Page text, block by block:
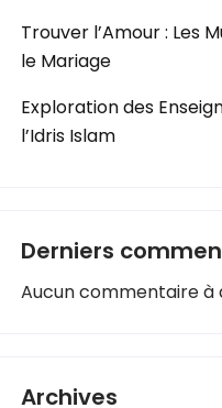
Trouver l’Amour : Les
le Mariage
Exploration des
l’Idris Islam
Derniers
Aucun commentaire à
Archives